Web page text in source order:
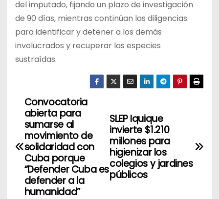
del imputado, fijando un plazo de investigación
de 90 días, mientras continúan las diligencias
para identificar y detener a los demás
involucrados y recuperar las especies
sustraídas.
N
v
SLEP Iquique
invierte $1.210
millones para
higienizar los
colegios y jardines
públicos
Convocatoria
abierta para
sumarse al
movimiento de
solidaridad con
Cuba porque
“Defender Cuba es
defender a la
humanidad”